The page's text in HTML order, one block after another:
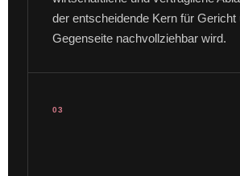
der entscheidende Kern für Gericht
Gegenseite nachvollziehbar wird.
03